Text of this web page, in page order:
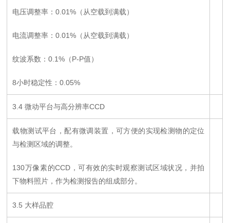
电压调整率：0.01%（从空载到满载）
电流调整率：0.01%（从空载到满载）
纹波系数：0.1%（P-P值）
8小时稳定性：0.05%
3.4 微动平台与高分辨率CCD
载物测试平台，配有微调装置，可方便的实现检测物的定位
与检测区域的调整。
130万像素的CCD，可有效的实时观察测试区域状况，并拍
下物料照片，作为检测报告的组成部分。
3.5 大样品腔